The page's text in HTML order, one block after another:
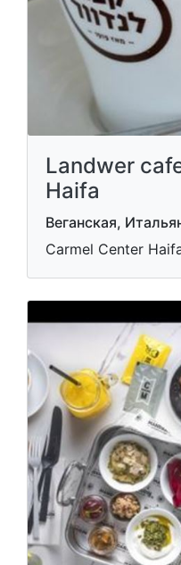
Landwer
Haifa
Веганская,
Carmel Center